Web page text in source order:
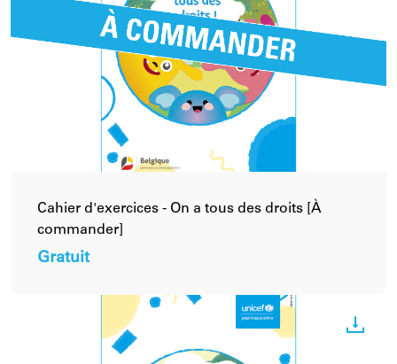
Cahier d'exercices - On a tous des droits [À
commander]
Gratuit